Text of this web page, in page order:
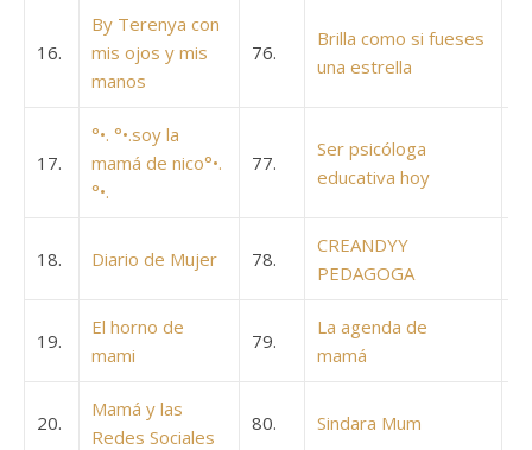
16.
By Terenya con
mis ojos y mis
manos
76.
Brilla como si fueses
una estrella
17.
°•. °•.soy la
mamá de nico°•.
°•.
77.
Ser psicóloga
educativa hoy
18. Diario de Mujer 78.
CREANDYY
PEDAGOGA
19.
El horno de
mami
79.
La agenda de
mamá
20.
Mamá y las
Redes Sociales
80. Sindara Mum